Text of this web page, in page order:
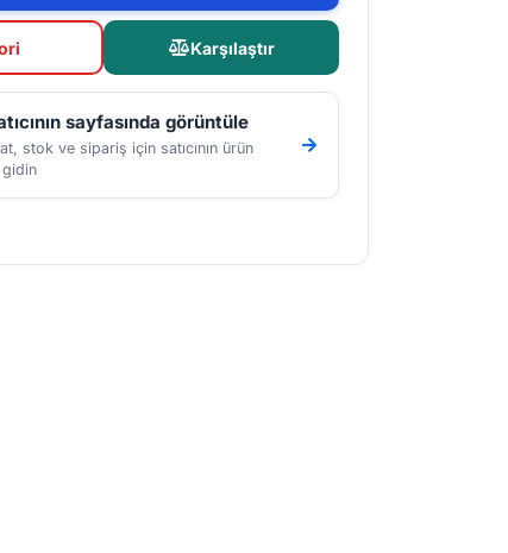
Karşılaştır
sayfasında görüntüle
stok ve sipariş için satıcının ürün
gidin